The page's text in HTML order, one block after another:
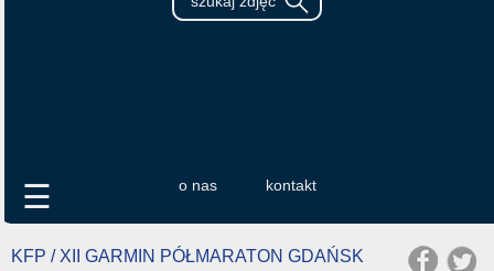
o nas kontakt
☰
KFP / XII GARMIN PÓŁMARATON GDAŃSK